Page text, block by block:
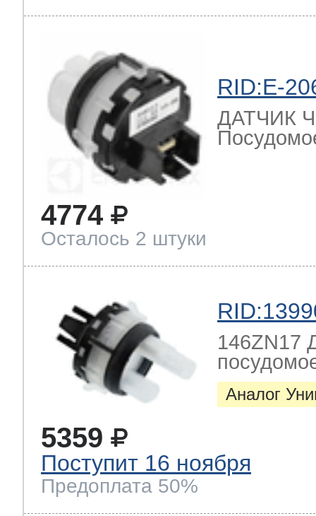
RID:E-
ДАТЧИК
4774
Осталось 2 штуки
146ZN17
Аналог
5359
Поступит 16 ноября
Предоплата 50%